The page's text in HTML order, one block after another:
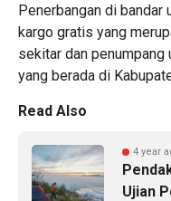
Penerbangan di bandar
kargo gratis yang
sekitar dan
yang berada di
Read Also
4 year
Ujian